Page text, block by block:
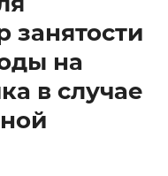
занятости
на
в случае